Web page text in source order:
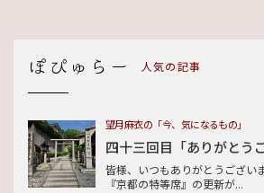
人気の記事
望月麻衣の「今、気になるもの」
四十三回目「ありがとう
皆様、いつもありがとうござい
『京都の特等席』の更新が...